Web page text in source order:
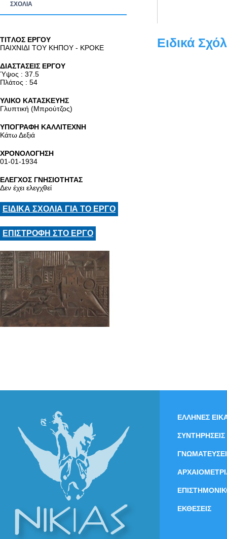
ΣΧΟΛΙΑ
TITΛΟΣ ΕΡΓΟΥ
ΠΑΙΧΝΙΔΙ ΤΟΥ ΚΗΠΟΥ - ΚΡΟΚΕ
ΔΙΑΣΤΑΣΕΙΣ ΕΡΓΟΥ
Ύψος : 37.5
Πλάτος : 54
ΥΛΙΚΟ ΚΑΤΑΣΚΕΥΗΣ
Γλυπτική (Μπρούτζος)
ΥΠΟΓΡΑΦΗ ΚΑΛΛΙΤΕΧΝΗ
Κάτω Δεξιά
ΧΡΟΝΟΛΟΓΗΣΗ
01-01-1934
ΕΛΕΓΧΟΣ ΓΝΗΣΙΟΤΗΤΑΣ
Δεν έχει ελεγχθεί
ΕΙΔΙΚΑ ΣΧΟΛΙΑ ΓΙΑ ΤΟ ΕΡΓΟ
ΕΠΙΣΤΡΟΦΗ ΣΤΟ ΕΡΓΟ
Ειδικά
ΕΛΛΗΝΕΣ
ΣΥΝΤΗΡΗΣΕΙΣ
ΕΚΘΕΣΕΙΣ